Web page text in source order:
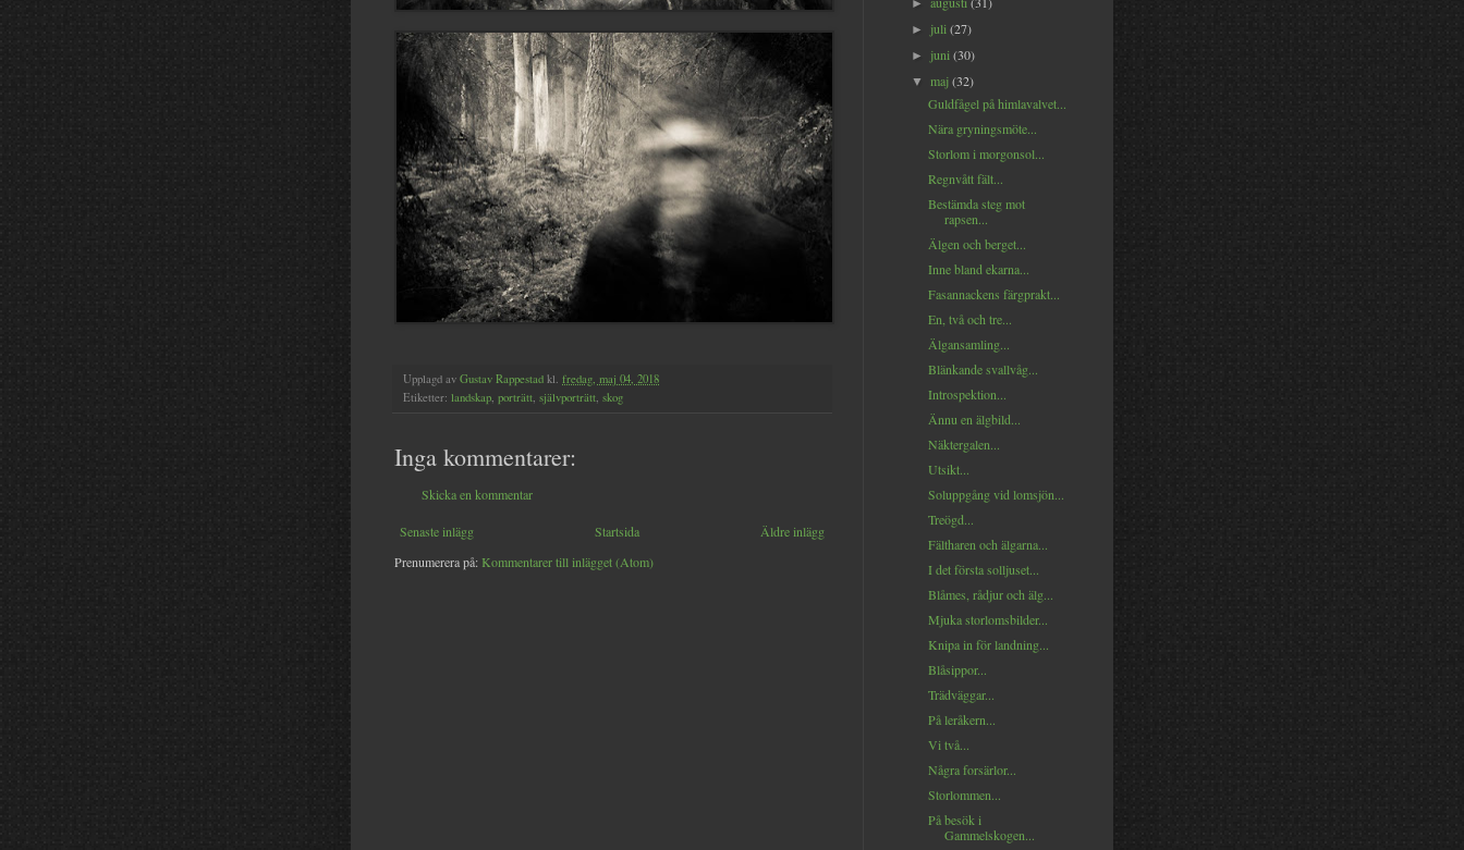
Upplagd av Gustav Rappestad kl. fredag, maj 04, 2018
Etiketter: landskap, porträtt, självporträtt, skog
Inga kommentarer:
Skicka en kommentar
Senaste inlägg Äldre inlägg
Startsida
Prenumerera på: Kommentarer till inlägget (Atom)
►
► juli(27)
► juni(30)
▼maj(32)
Guldfågel på himlavalvet...
Nära gryningsmöte...
Storlom i morgonsol...
Regnvått fält...
Bestämda steg mot
rapsen...
Älgen och berget...
Inne bland ekarna...
Fasannackens färgprakt...
En, två och tre...
Älgansamling...
Blänkande svallvåg...
Introspektion...
Ännu en älgbild...
Näktergalen...
Utsikt...
Soluppgång vid lomsjön...
Treögd...
Fältharen och älgarna...
I det första solljuset...
Blåmes, rådjur och älg...
Mjuka storlomsbilder...
Knipa in för landning...
Blåsippor...
Trädväggar...
På leråkern...
Vi två...
Några forsärlor...
Storlommen...
På besök i
Gammelskogen...